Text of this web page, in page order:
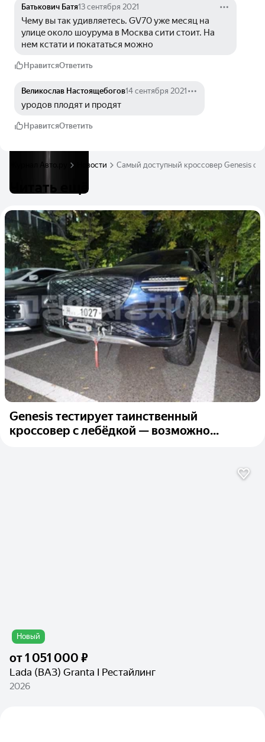
Батькович Батя13 сентября 2021
Чему вы так удивляетесь. GV70 уже месяц на
улице около шоурума в Москва сити стоит. На
нем кстати и покататься можно
НравитсяОтветить
Великослав Настоящебогов14 сентября 2021
уродов плодят и продят
НравитсяОтветить
Журнал Авто.ру Новости Самый доступный кроссовер Genesis
Читать ещё
Genesis тестирует таинственный
кроссовер с лебёдкой — возможно...
Новый
от1 051 000 ₽
Lada (ВАЗ) Granta I Рестайлинг
2026